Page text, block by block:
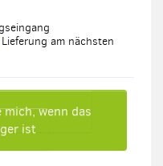
Lieferung am nächsten
wenn das
ist